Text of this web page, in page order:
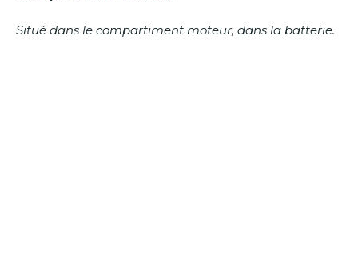
Situé dans le compartiment moteur, dans la batterie.